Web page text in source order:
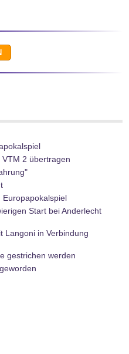
VTM 2 übertragen
Europapokalspiel
Start bei Anderlecht
Langoni in Verbindung
gestrichen werden